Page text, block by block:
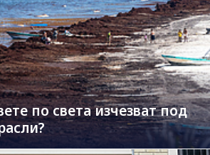
по света изчезват под